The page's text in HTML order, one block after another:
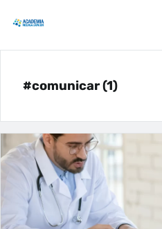
#comunicar (1)